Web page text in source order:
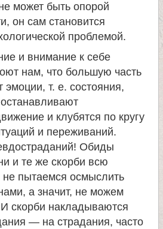
может быть опорой
он сам становится
проблемой.
и внимание к себе
нам, что большую часть
т. е. состояния,
и клубятся по кругу
и переживаний.
Обиды
и те же скорби всю
пытаемся осмыслить
а значит, не можем
И скорби накладываются
— на страдания, часто